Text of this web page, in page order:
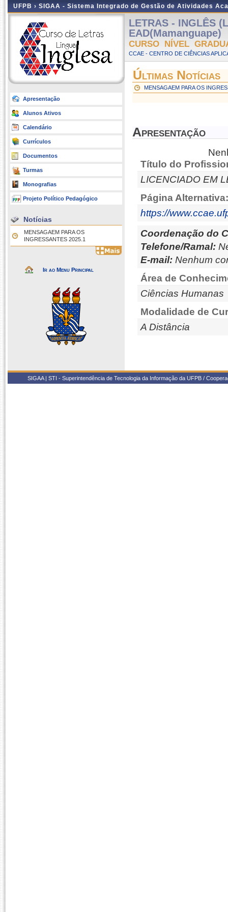
UFPB › SIGAA - Sistema Integrado de Gestão de Atividades
Apresentação
Alunos Ativos
Calendário
Currículos
Documentos
Turmas
Monografias
Projeto Político Pedagógico
Notícias
MENSAGAEM PARA OS
INGRESSANTES 2025.1
Ir ao Menu Principal
LETRAS - INGLÊS
EAD(Mamanguape)
CURSO NÍVEL
CCAE - CENTRO DE CIÊNCIAS
Últimas Notícias
MENSAGAEM PARA OS
Apresentação
Título do
LICENCIADO EM
Página Alternativa:
https://
Coordenação do
Telefone/Ramal:
E-mail: Nenhum
Área de
Ciências Humanas
Modalidade de
A Distância
SIGAA | STI - Superintendência de Tecnologia da Informação da UFPB /